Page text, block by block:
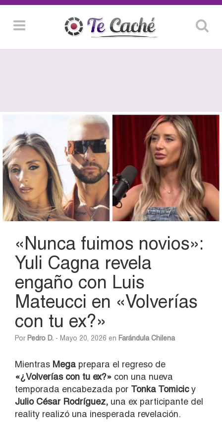
«Nunca fuimos novios»:
Yuli Cagna revela
engaño con Luis
Mateucci en «Volverías
con tu ex?»
Por Pedro D. - Mayo 20, 2026 en Farándula Chilena
Mientras Mega prepara el regreso de
«¿Volverías con tu ex?» con una nueva
temporada encabezada por Tonka Tomicicy
Julio César Rodríguez, una ex participante del
reality realizó una inesperada revelación.